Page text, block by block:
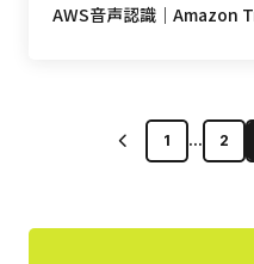
AWS音声認識｜Amazon
1 ... 2